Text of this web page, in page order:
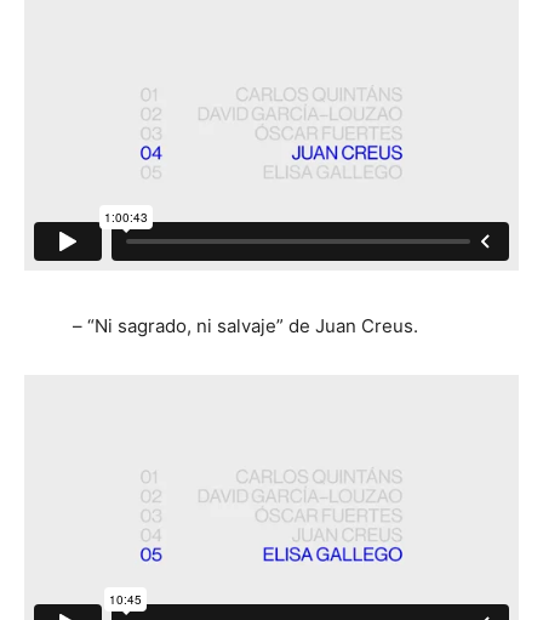
– “Ni sagrado, ni salvaje” de Juan Creus.